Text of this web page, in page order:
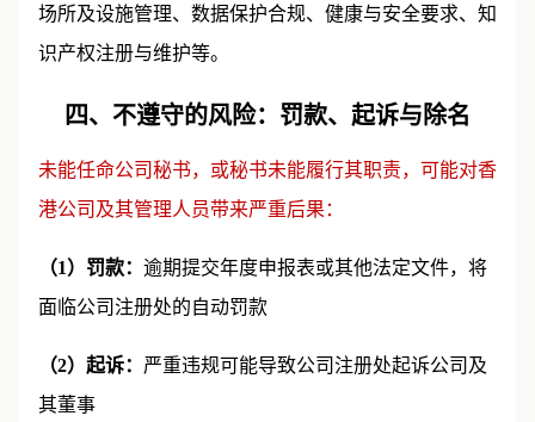
场所及设施管理、数据保护合规、健康与安全要求、知
识产权注册与维护等。
四、不遵守的风险：罚款、起诉与除名
未能任命公司秘书，或秘书未能履行其职责，可能对香
港公司及其管理人员带来严重后果：
（1）罚款： 逾期提交年度申报表或其他法定文件，将
面临公司注册处的自动罚款
（2）起诉： 严重违规可能导致公司注册处起诉公司及
其董事